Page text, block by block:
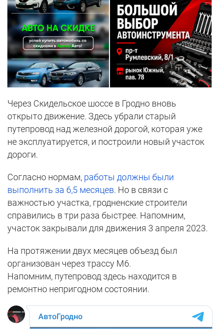
Через Скидельское шоссе в Гродно вновь
открыто движение. Здесь убрали старый
путепровод над железной дорогой, которая уже
не эксплуатируется, и построили новый участок
дороги.
Согласно нормам, работы должны были
выполнить за 6,5 месяцев. Но в связи с
важностью участка, гродненские строители
справились в три раза быстрее. Напомним,
участок закрывали для движения 3 апреля 2023.
На протяжении двух месяцев объезд был
организован через трассу М6.
Напомним, путепровод здесь находится в
ремонтно непригодном состоянии.